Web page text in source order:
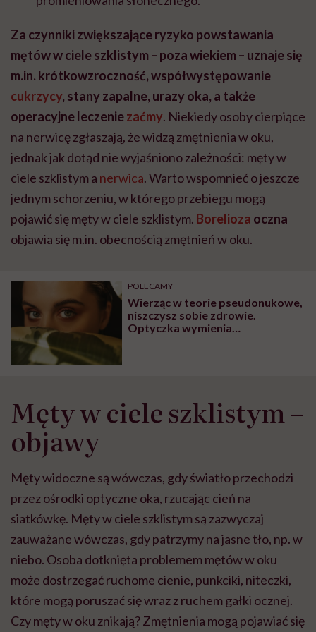
Za czynniki zwiększające ryzyko powstawania
mętów w ciele szklistym – poza wiekiem – uznaje się
m.in. krótkowzroczność, współwystępowanie
cukrzycy, stany zapalne, urazy oka, a także
operacyjne leczeniezaćmy. Niekiedy osoby cierpiące
na nerwicę zgłaszają, że widzą zmętnienia w oku,
jednak jak dotąd nie wyjaśniono zależności: męty w
ciele szklistym a nerwica. Warto wspomnieć o jeszcze
jednym schorzeniu, w którego przebiegu mogą
pojawić się męty w ciele szklistym. Borelioza oczna
objawia się m.in. obecnością zmętnień w oku.
POLECAMY
Wierząc w teorie pseudonukowe,
niszczysz sobie zdrowie.
Optyczka wymienia
Męty w ciele szklistym –
objawy
Męty widoczne są wówczas, gdy światło przechodzi
przez ośrodki optyczne oka, rzucając cień na
siatkówkę. Męty w ciele szklistym są zazwyczaj
zauważane wówczas, gdy patrzymy na jasne tło, np. w
niebo. Osoba dotknięta problemem mętów w oku
może dostrzegać ruchome cienie, punkciki, niteczki,
które mogą poruszać się wraz z ruchem gałki ocznej.
Czy męty w oku znikają? Zmętnienia mogą pojawiać się